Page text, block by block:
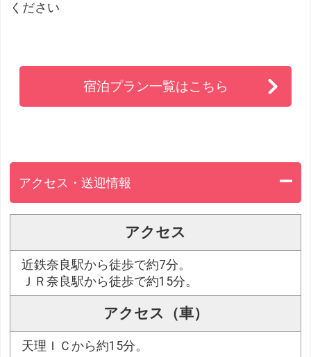
ください
宿泊プラン一覧はこちら
アクセス・送迎情報
アクセス
近鉄奈良駅から徒歩で約7分。
ＪＲ奈良駅から徒歩で約15分。
アクセス（車）
天理ＩＣから約15分。